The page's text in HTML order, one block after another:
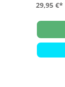
29,95 €*